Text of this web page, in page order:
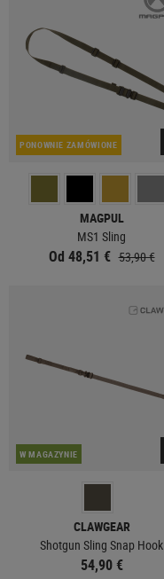
PONOWNIE ZAMÓWIONE
MAGPUL
MS1 Sling
Od 48,51 € 53,90 €
W MAGAZYNIE
CLAWGEAR
Shotgun Sling Snap Hook
54,90 €